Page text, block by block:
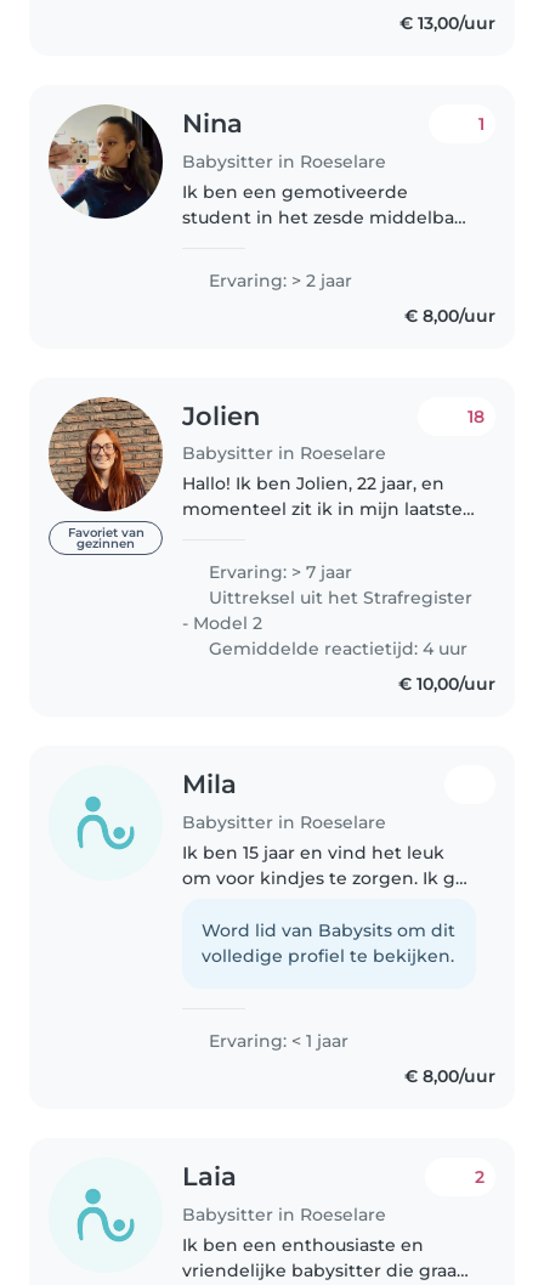
€ 13,00/uur
Nina
Babysitter in Roeselare
1
Ik ben een gemotiveerde
student in het zesde middelbaar
Campus VISO Polenplein'. Ik ben
zorgzaam, sociaal en werk graag..
Ervaring: > 2 jaar
€ 8,00/uur
Favoriet van
gezinnen
Jolien
Babysitter in Roeselare
18
Hallo! Ik ben Jolien, 22 jaar, en
momenteel zit ik in mijn laatste
middelbaar heb ik de richting
Verzorging gevolgd en daar heb
ik heel wat stages gedaan,..
Ervaring: > 7 jaar
Uittreksel uit het Strafregister
- Model 2
Gemiddelde reactietijd: 4 uur
€ 10,00/uur
Mila
Babysitter in Roeselare
Ik ben 15 jaar en vind het leuk
om voor kindjes te zorgen. Ik ga
volg maatschappij- en
welzijnswetenschappen, dus
Word lid van Babysits om dit
volledige profiel te bekijken.
Ervaring: < 1 jaar
€ 8,00/uur
Laia
Babysitter in Roeselare
2
Ik ben een enthousiaste en
vriendelijke babysitter die graag